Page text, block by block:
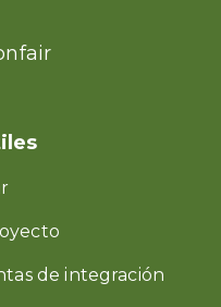
de integración